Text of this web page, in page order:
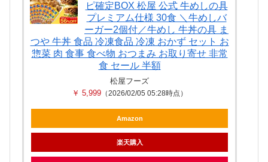
ピ確定BOX 松屋 公式 牛めしの具
プレミアム仕様 30食 ＼牛めしバ
ーガー2個付／牛めし 牛丼の具 ま
つや 牛丼 食品 冷凍食品 冷凍 おかず セット お
惣菜 肉 食事 食べ物 おつまみ お取り寄せ 非常
食 セール 半額
松屋フーズ
￥ 5,999 （2026/02/05 05:28時点）
Amazon
楽天購入